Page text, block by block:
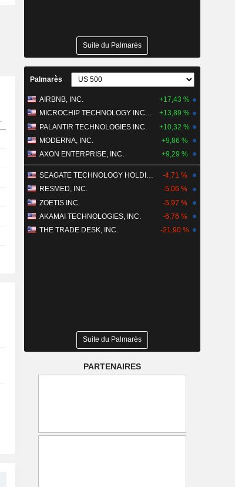
Suite du Palmarès
Palmarès
AIRBNB, INC.
+17,43 %
MICROCHIP TECHNOLOGY INCORPORATED
+13,89 %
PALANTIR TECHNOLOGIES INC.
+10,32 %
MODERNA, INC.
+9,86 %
AXON ENTERPRISE, INC.
+9,29 %
SEAGATE TECHNOLOGY HOLDINGS PLC
-4,71 %
RESMED, INC.
-5,06 %
ZOETIS INC.
-5,97 %
AKAMAI TECHNOLOGIES, INC.
-6,76 %
THE TRADE DESK, INC.
-21,90 %
Suite du Palmarès
PARTENAIRES